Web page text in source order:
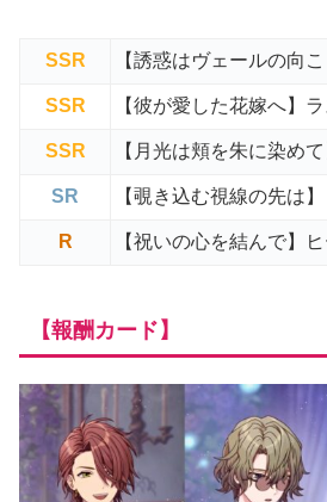
SSR 【誘惑はヴェールの向
SSR 【彼が愛した花嫁へ】
SSR 【月光は頬を朱に染め
SR 【覗き込む視線の先は
R 【祝いの心を結んで】
【報酬カード】